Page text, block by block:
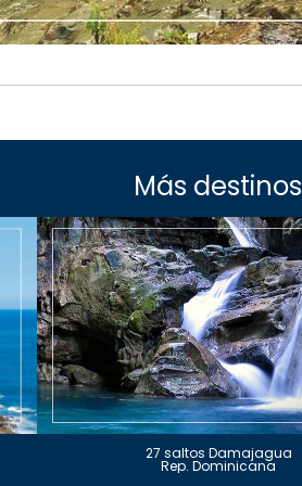
Más destinos
27 saltos Damajagua
Rep. Dominicana